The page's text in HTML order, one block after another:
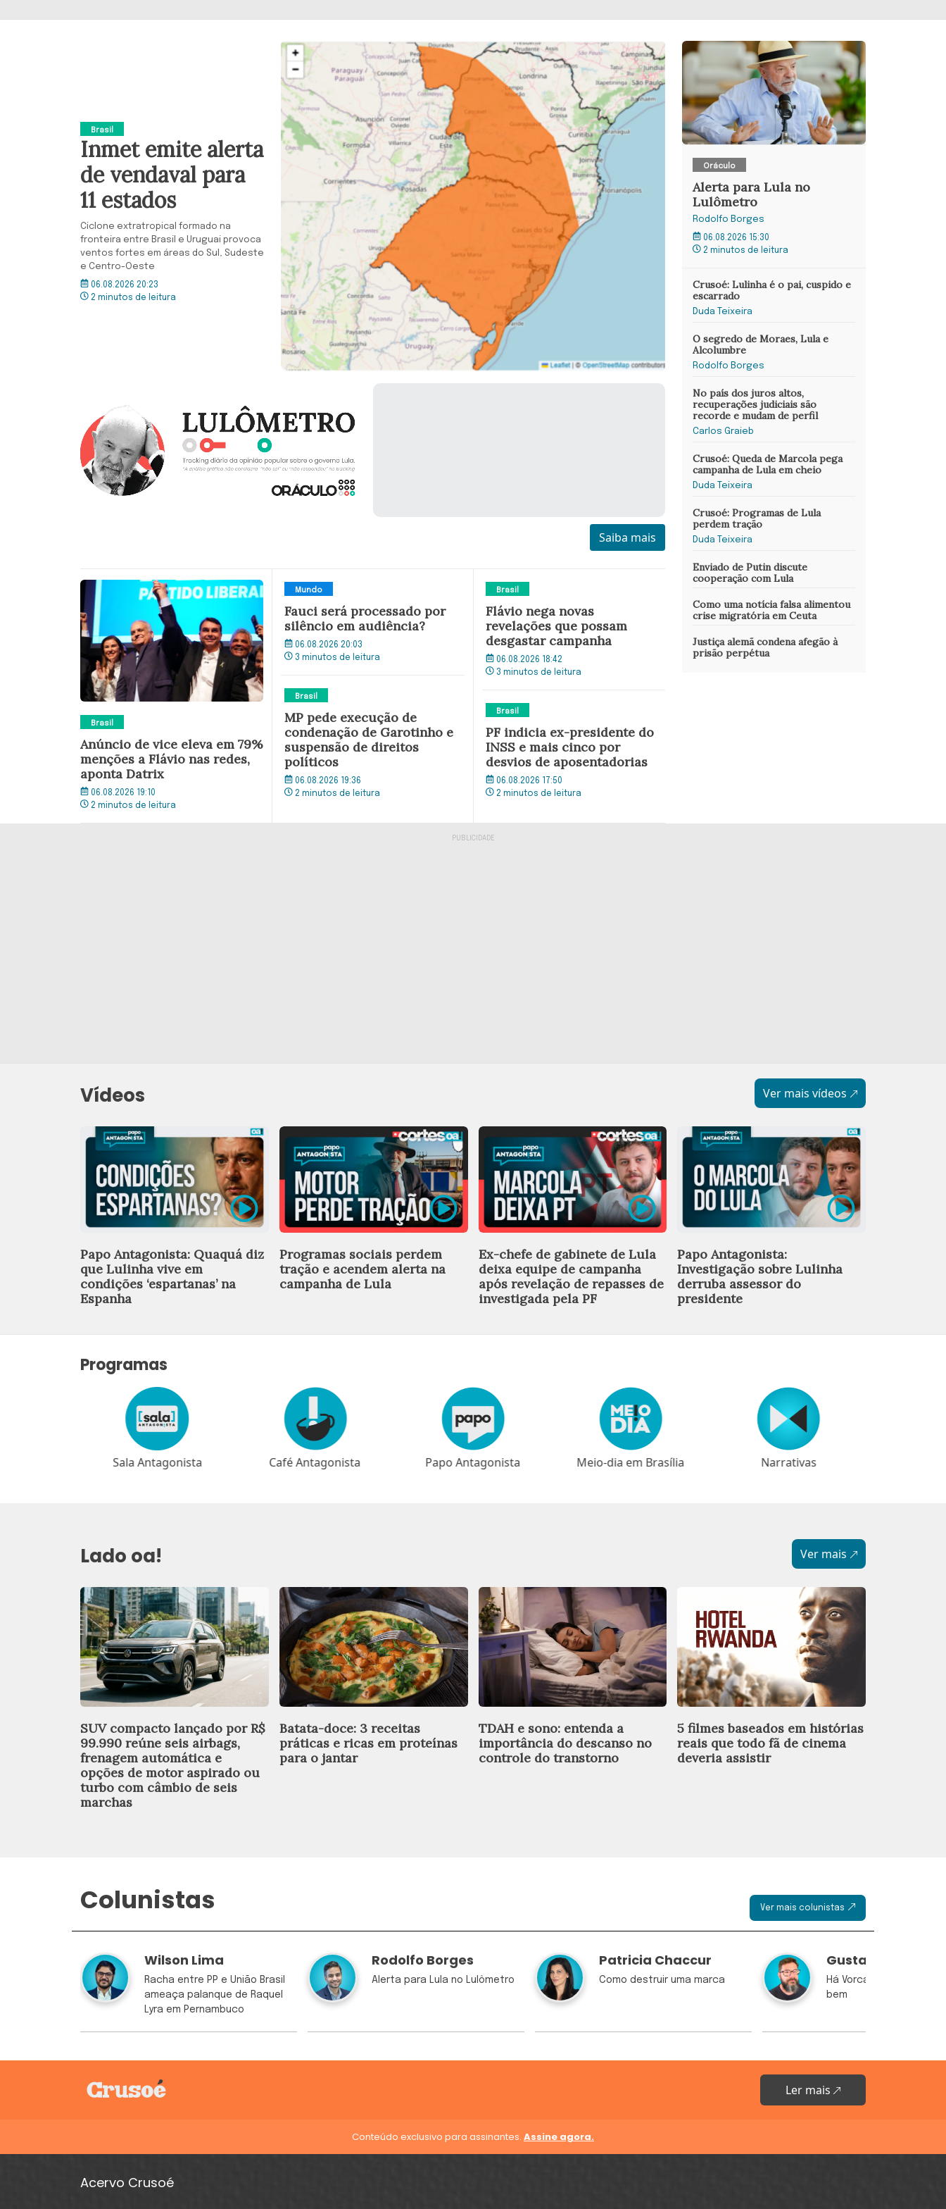
Brasil
Inmet emite alerta
de vendaval para
11 estados
Ciclone extratropical formado na
fronteira entre Brasil e Uruguai provoca
ventos fortes em áreas do Sul, Sudeste
e Centro-Oeste
06.08.2026 20:23
2 minutos de leitura
Saiba mais
Brasil
Anúncio de vice eleva em 79%
menções a Flávio nas redes,
aponta Datrix
06.08.2026 19:10
2 minutos de leitura
Mundo
Fauci será processado por
silêncio em audiência?
06.08.2026 20:03
3 minutos de leitura
Brasil
MP pede execução de
condenação de Garotinho e
suspensão de direitos
políticos
06.08.2026 19:36
2 minutos de leitura
Brasil
Flávio nega novas
revelações que possam
desgastar campanha
06.08.2026 18:42
3 minutos de leitura
Brasil
PF indicia ex-presidente do
INSS e mais cinco por
desvios de aposentadorias
06.08.2026 17:50
2 minutos de leitura
Oráculo
Alerta para Lula no
Lulômetro
Rodolfo Borges
06.08.2026 15:30
2 minutos de leitura
Crusoé: Lulinha é o pai, cuspido e
escarrado
Duda Teixeira
O segredo de Moraes, Lula e
Alcolumbre
Rodolfo Borges
No país dos juros altos,
recuperações judiciais são
recorde e mudam de perfil
Carlos Graieb
Crusoé: Queda de Marcola pega
campanha de Lula em cheio
Duda Teixeira
Crusoé: Programas de Lula
perdem tração
Duda Teixeira
Enviado de Putin discute
cooperação com Lula
Como uma notícia falsa alimentou
crise migratória em Ceuta
Justiça alemã condena afegão à
prisão perpétua
Vídeos Ver mais vídeos
Papo Antagonista: Quaquá diz
que Lulinha vive em
condições ‘espartanas’ na
Espanha
Programas sociais perdem
tração e acendem alerta na
campanha de Lula
Ex-chefe de gabinete de Lula
deixa equipe de campanha
após revelação de repasses de
investigada pela PF
Papo Antagonista:
Investigação sobre Lulinha
derruba assessor do
presidente
Programas
Sala Antagonista Café Antagonista Papo Antagonista Meio-dia em Brasília ⁠⁠Narrativas
Lado oa! Ver mais
SUV compacto lançado por R$
99.990 reúne seis airbags,
frenagem automática e
opções de motor aspirado ou
turbo com câmbio de seis
marchas
Batata-doce: 3 receitas
práticas e ricas em proteínas
para o jantar
TDAH e sono: entenda a
importância do descanso no
controle do transtorno
5 filmes baseados em histórias
reais que todo fã de cinema
deveria assistir
Colunistas Ver mais colunistas
Wilson Lima
Racha entre PP e União Brasil
ameaça palanque de Raquel
Lyra em Pernambuco
Rodolfo Borges
Alerta para Lula no Lulômetro
Patricia Chaccur
Como destruir uma marca
Gustavo Nogy
Há Vorcaros que vêm
bem
Ler mais
Conteúdo exclusivo para assinantes. Assine agora.
Acervo Crusoé